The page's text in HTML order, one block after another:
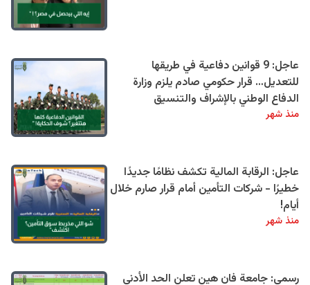
عاجل: 9 قوانين دفاعية في طريقها
للتعديل… قرار حكومي صادم يلزم وزارة
الدفاع الوطني بالإشراف والتنسيق
منذ شهر
عاجل: الرقابة المالية تكشف نظامًا جديدًا
خطيرًا - شركات التأمين أمام قرار صارم خلال
أيام!
منذ شهر
رسمي: جامعة فان هين تعلن الحد الأدنى